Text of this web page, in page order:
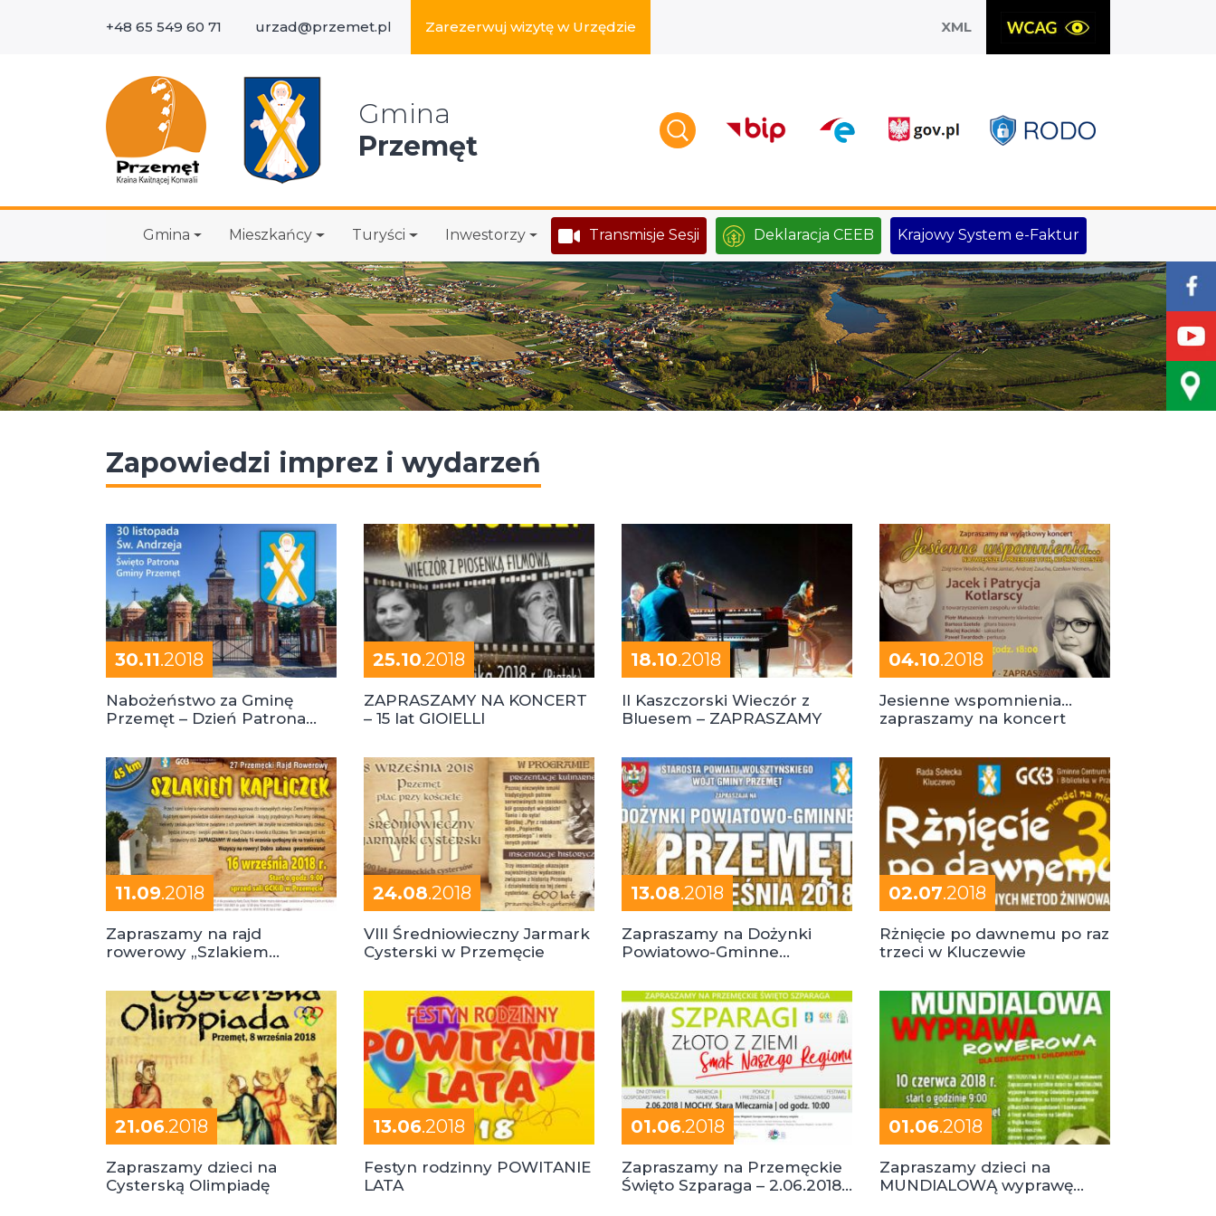
+48 65 549 60 71 urzad@przemet.pl Zarezerwuj wizytę w Urzędzie XML
Gmina
Przemęt
Gmina Mieszkańcy Turyści Inwestorzy Transmisje Sesji Deklaracja CEEB Krajowy System e-Faktur
Zapowiedzi imprez i wydarzeń
30.11.2018
Nabożeństwo za Gminę
Przemęt – Dzień Patrona
25.10.2018
ZAPRASZAMY NA KONCERT
– 15 lat GIOIELLI
18.10.2018
II Kaszczorski Wieczór z
Bluesem – ZAPRASZAMY
04.10.2018
Jesienne wspomnienia…
zapraszamy na koncert
11.09.2018
Zapraszamy na rajd
rowerowy „Szlakiem
24.08.2018
VIII Średniowieczny Jarmark
Cysterski w Przemęcie
13.08.2018
Zapraszamy na Dożynki
Powiatowo-Gminne
02.07.2018
Rżnięcie po dawnemu po raz
trzeci w Kluczewie
21.06.2018
Zapraszamy dzieci na
Cysterską Olimpiadę
13.06.2018
Festyn rodzinny POWITANIE
LATA
01.06.2018
Zapraszamy na Przemęckie
Święto Szparaga – 2.06.2018,
01.06.2018
Zapraszamy dzieci na
MUNDIALOWĄ wyprawę
Wyszukaj w serwisie